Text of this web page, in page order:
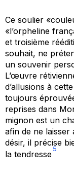
Ce soulier
«l’orpheline
et troisième
souhait, ne
un souvenir
L’œuvre
d’allusions à
toujours
reprises dans
mignon est un
afin de ne
désir, il précise
la tendresse
5